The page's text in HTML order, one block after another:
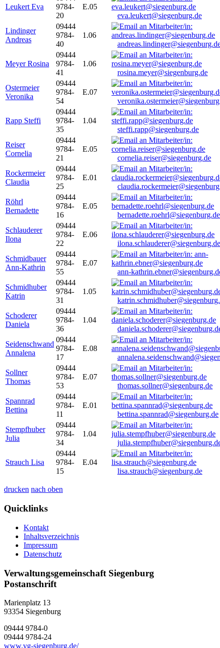
Leukert Eva
9784-
20
E.05
eva.leukert@siegenburg.de
Lindinger
Andreas
09444
9784-
40
1.06
Meyer Rosina
09444
9784-
41
1.06
rosina.meyer@siegenburg.de
Ostermeier
Veronika
09444
9784-
54
E.07
Rapp Steffi
09444
9784-
35
1.04
steffi.rapp@siegenburg.de
Reiser
Cornelia
09444
9784-
21
E.05
cornelia.reiser@siegenburg.de
Rockermeier
Claudia
09444
9784-
25
E.01
Röhrl
Bernadette
09444
9784-
16
E.05
bernadette.roehrl@siegenburg.de
Schlauderer
Ilona
09444
9784-
22
E.06
ilona.schlauderer@siegenburg.de
Schmidbauer
Ann-Kathrin
09444
9784-
55
E.07
ann-
Schmidhuber
Katrin
09444
9784-
31
1.05
Schoderer
Daniela
09444
9784-
36
1.04
Seidenschwand
Annalena
09444
9784-
17
E.08
Sollner
Thomas
09444
9784-
53
E.07
thomas.sollner@siegenburg.de
Spannrad
Bettina
09444
9784-
11
E.01
bettina.spannrad@siegenburg.de
Stempfhuber
Julia
09444
9784-
34
1.04
Strauch Lisa
09444
9784-
15
E.04
lisa.strauch@siegenburg.de
drucken nach oben
Quicklinks
Kontakt
Inhaltsverzeichnis
Impressum
Datenschutz
Verwaltungsgemeinschaft Siegenburg
Postanschrift
Marienplatz 13
93354 Siegenburg
09444 9784-0
09444 9784-24
www.vg-siegenburg.de/